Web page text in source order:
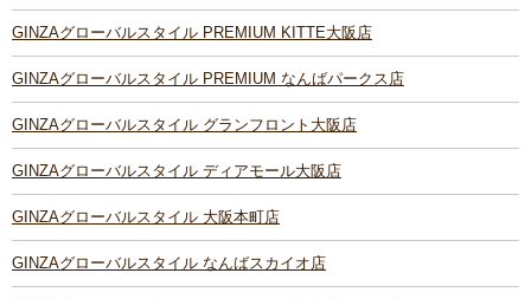
GINZAグローバルスタイル PREMIUM KITTE大阪店
GINZAグローバルスタイル PREMIUM なんばパークス店
GINZAグローバルスタイル グランフロント大阪店
GINZAグローバルスタイル ディアモール大阪店
GINZAグローバルスタイル 大阪本町店
GINZAグローバルスタイル なんばスカイオ店